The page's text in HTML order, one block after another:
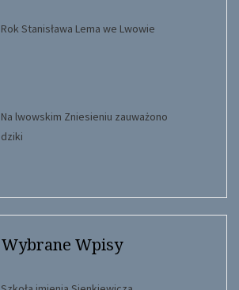
Rok Stanisława Lema we Lwowie
Na lwowskim Zniesieniu zauważono
dziki
Wybrane Wpisy